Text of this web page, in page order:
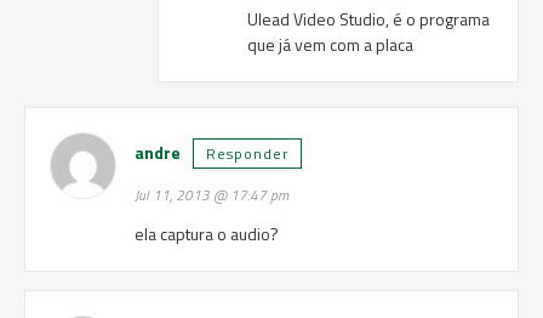
Ulead Video Studio, é o programa
que já vem com a placa
andre Responder
Jul 11, 2013 @ 17:47 pm
ela captura o audio?